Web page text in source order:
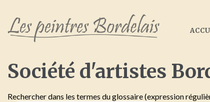
Société d'artistes
Rechercher dans les termes du glossaire (expression